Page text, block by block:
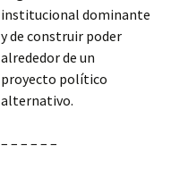
institucional dominante
y de construir poder
alrededor de un
proyecto político
alternativo.
– – – – – –